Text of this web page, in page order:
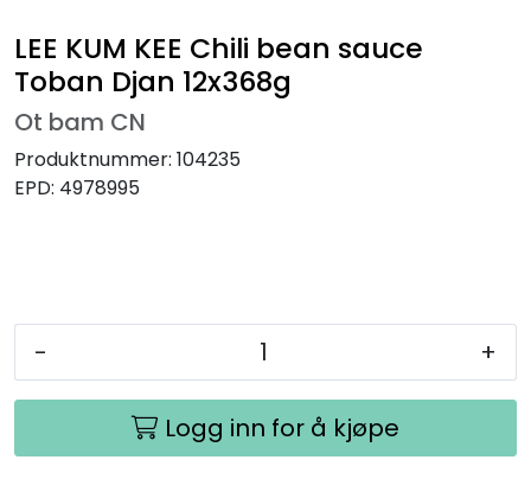
LEE KUM KEE Chili bean sauce
Toban Djan 12x368g
Ot bam CN
Produktnummer: 104235
EPD: 4978995
- +
Logg inn for å kjøpe